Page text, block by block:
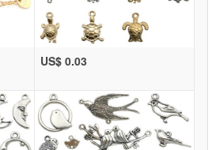
US$ 0.03